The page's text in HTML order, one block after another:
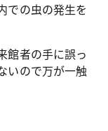
での虫の発生を
館者の手に誤っ
いので万が一触